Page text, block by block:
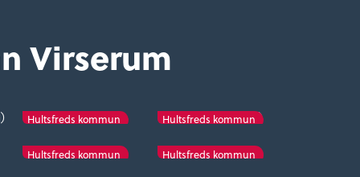
Virserum
Hultsfreds kommun
Knallakorset Hultsfreds kommun
Nils Dacke (eng)
Hultsfreds kommun
Dackes Feud Hultsfreds kommun
Dackefejden